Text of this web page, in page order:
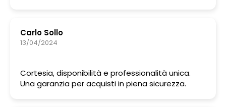
Carlo Sollo
13/04/2024
Cortesia, disponibilità e professionalità unica.
Una garanzia per acquisti in piena sicurezza.